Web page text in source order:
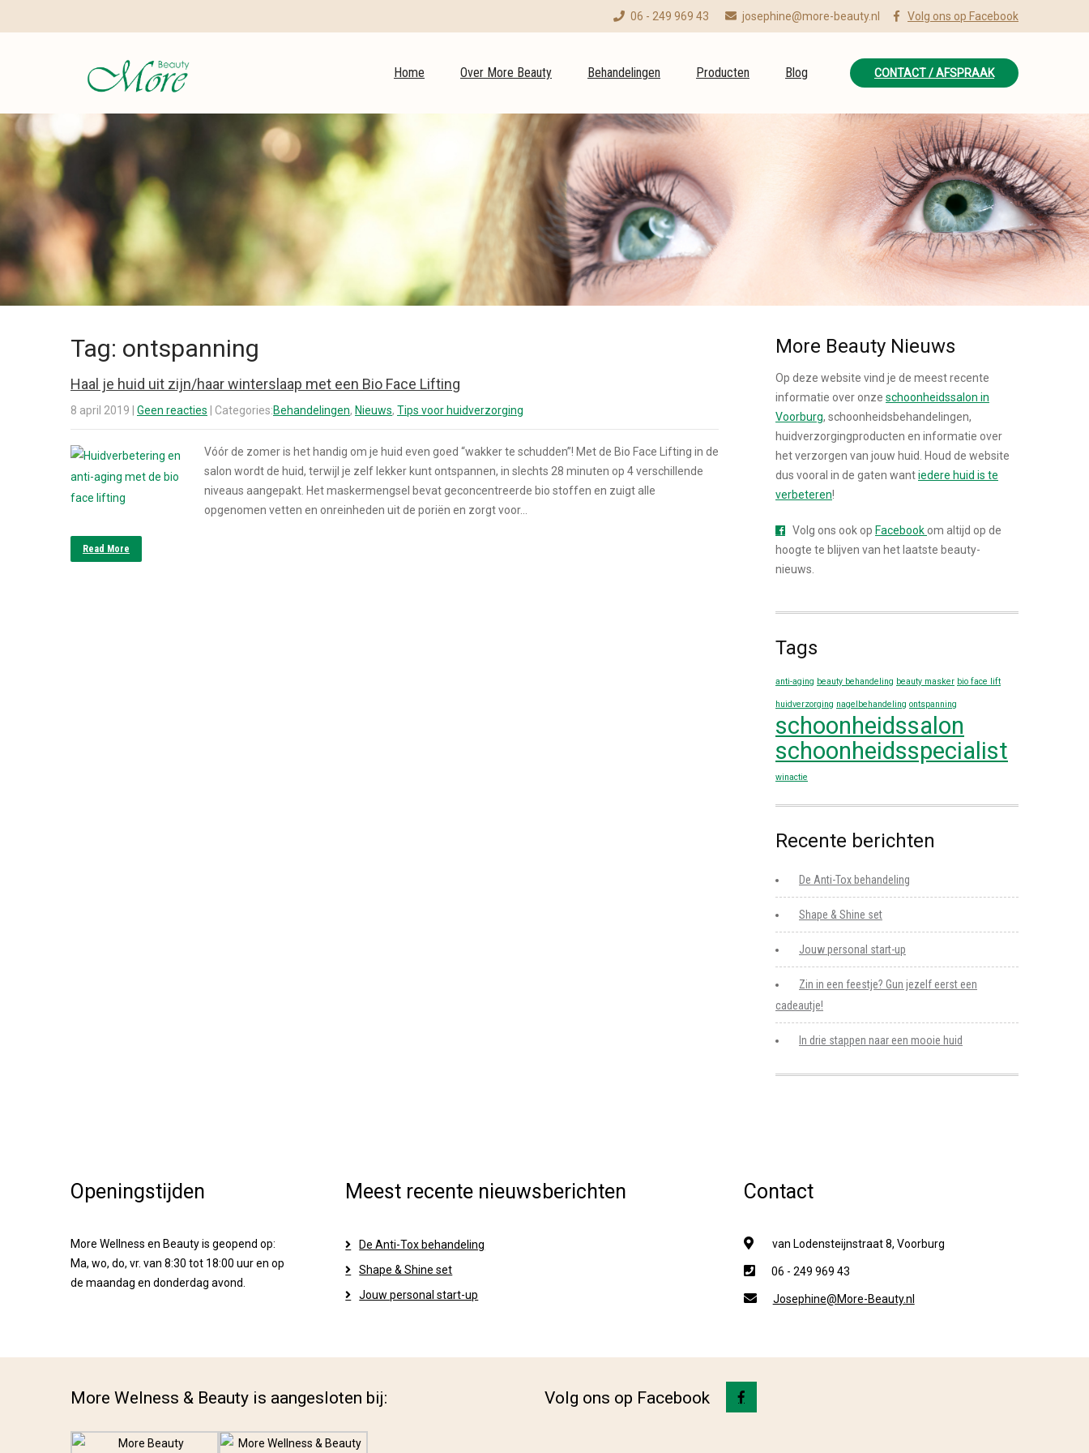
06 - 249 969 43 josephine@more-beauty.nl Volg ons op Facebook
CONTACT / AFSPRAAK
Home Over More Beauty Behandelingen Producten Blog
Tag: ontspanning
Haal je huid uit zijn/haar winterslaap met een Bio Face Lifting
8 april 2019 Geen reacties | Categories:Behandelingen, Nieuws, Tips voor huidverzorging
Vóór de zomer is het handig om je huid even goed “wakker te schudden”! Met de Bio Face Lifting in de
salon wordt de huid, terwijl je zelf lekker kunt ontspannen, in slechts 28 minuten op 4 verschillende
niveaus aangepakt. Het maskermengsel bevat geconcentreerde bio stoffen en zuigt alle
opgenomen vetten en onreinheden uit de poriën en zorgt voor…
Read More
More Beauty Nieuws
Op deze website vind je de meest recente
informatie over onze schoonheidssalon in
Voorburg, schoonheidsbehandelingen,
huidverzorgingproducten en informatie over
het verzorgen van jouw huid. Houd de website
dus vooral in de gaten wantiedere huid is te
verbeteren!
Volg ons ook op Facebook om altijd op de
hoogte te blijven van het laatste beauty-
nieuws.
Tags
anti-aging beauty behandeling beauty masker bio face lift
huidverzorging nagelbehandeling ontspanning
schoonheidssalon
schoonheidsspecialist
winactie
Recente berichten
De Anti-Tox behandeling
Shape & Shine set
Jouw personal start-up
Zin in een feestje? Gun jezelf eerst een
cadeautje!
In drie stappen naar een mooie huid
Openingstijden
More Wellness en Beauty is geopend op:
Ma, wo, do, vr. van 8:30 tot 18:00 uur en op
de maandag en donderdag avond.
Meest recente nieuwsberichten
De Anti-Tox behandeling
Shape & Shine set
Jouw personal start-up
Contact
van Lodensteijnstraat 8, Voorburg
06 - 249 969 43
Josephine@More-Beauty.nl
More Welness & Beauty is aangesloten bij: Volg ons op Facebook